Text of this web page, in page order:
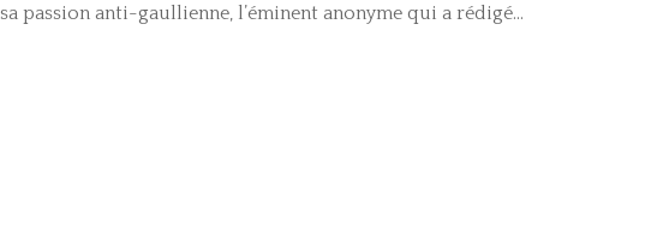
sa passion anti-gaullienne, l’éminent anonyme qui a rédigé...